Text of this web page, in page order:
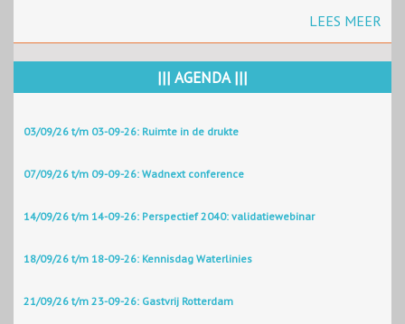
LEES MEER
||| AGENDA |||
03/09/26 t/m 03-09-26: Ruimte in de drukte
07/09/26 t/m 09-09-26: Wadnext conference
14/09/26 t/m 14-09-26: Perspectief 2040: validatiewebinar
18/09/26 t/m 18-09-26: Kennisdag Waterlinies
21/09/26 t/m 23-09-26: Gastvrij Rotterdam